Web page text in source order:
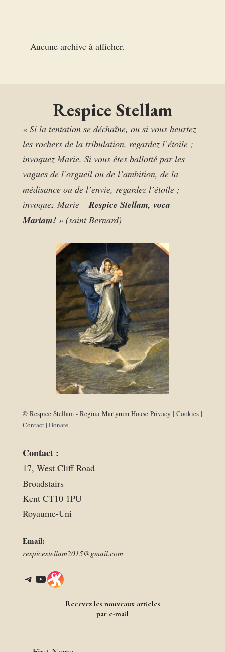
Aucune archive à afficher.
Respice Stellam
« Si la tentation se déchaîne, ou si vous heurtez
les rochers de la tribulation, regardez l’étoile ;
invoquez Marie. Si vous êtes ballotté par les
vagues de l’orgueil ou de l’ambition, de la
médisance ou de l’envie, regardez l’étoile ;
invoquez Marie –Respice Stellam, voca
Mariam! » (saint Bernard)
© Respice Stellam - Regina Martyrum House Privacy | Cookies|
Contact| Donate
Contact :
17, West Cliff Road
Broadstairs
Kent CT10 1PU
Royaume-Uni
Email:
respicestellam2015@gmail.com
Telegram YouTube Link
Recevez les nouveaux articles
par e-mail